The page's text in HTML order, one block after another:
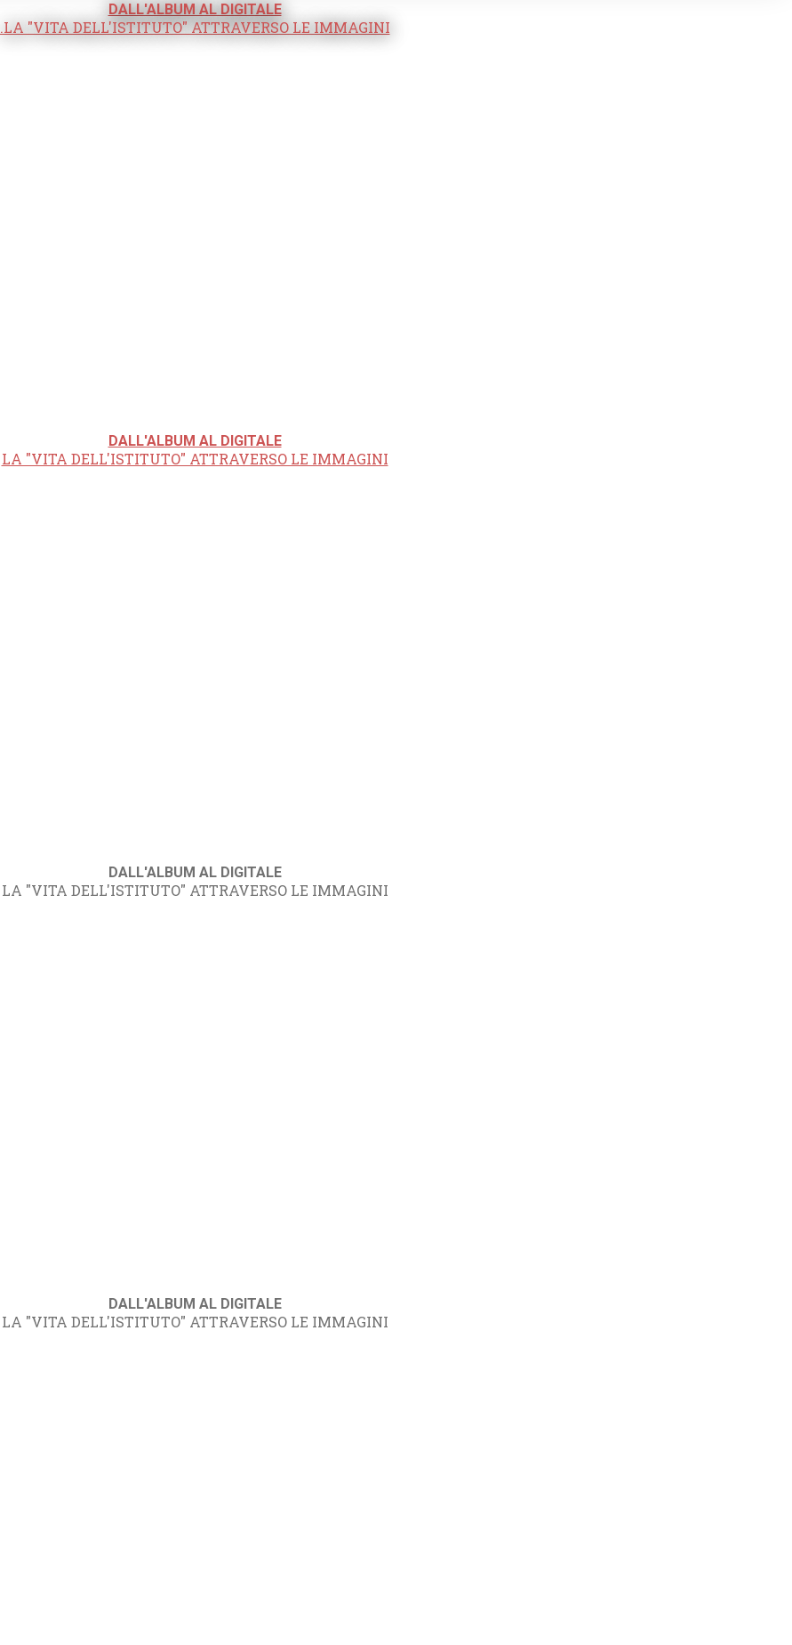
DALL'ALBUM AL DIGITALE
.LA "VITA DELL'ISTITUTO" ATTRAVERSO LE IMMAGINI
DALL'ALBUM AL DIGITALE
LA "VITA DELL'ISTITUTO" ATTRAVERSO LE IMMAGINI
DALL'ALBUM AL DIGITALE
LA "VITA DELL'ISTITUTO" ATTRAVERSO LE IMMAGINI
DALL'ALBUM AL DIGITALE
LA "VITA DELL'ISTITUTO" ATTRAVERSO LE IMMAGINI